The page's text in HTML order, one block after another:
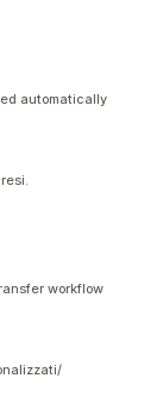
automatically
workflow